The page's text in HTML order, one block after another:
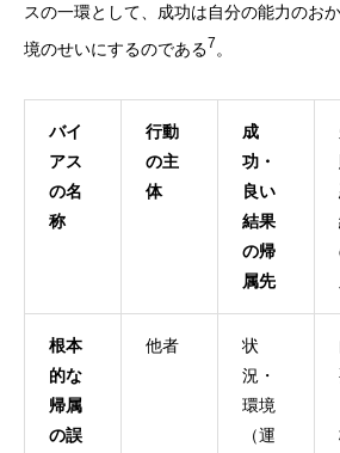
スの一環として、成功は自分の能力のお
境のせいにするのである7 。
バイ
アス
の名
称
行動
の主
体
成
功・
良い
結果
の帰
属先
根本
的な
帰属
の誤
他者
状
況・
環境
（運